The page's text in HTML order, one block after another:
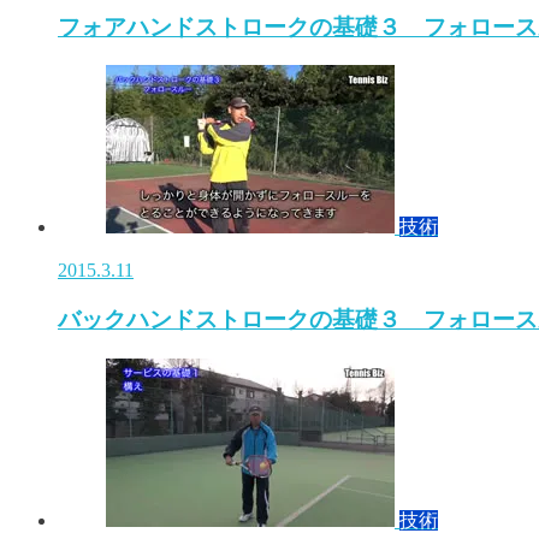
フォアハンドストロークの基礎３ フォロー
技術
2015.3.11
バックハンドストロークの基礎３ フォロー
技術